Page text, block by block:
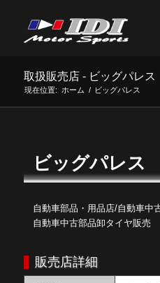
取扱販売店 - ビッグパレス
現在位置: ホーム / ビッグパレス
ビッグパレス
自動車部品・用品店/自動車中
自動車中古部品卸タイヤ販売
販売店詳細